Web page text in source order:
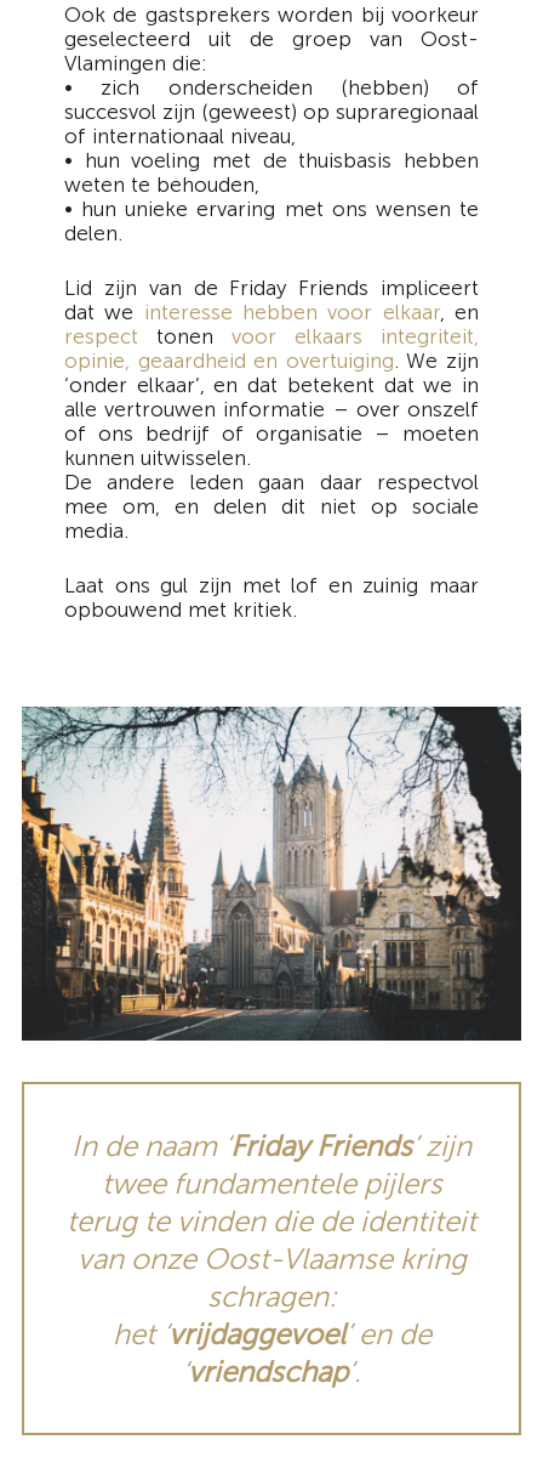
Ook de gastsprekers worden bij voorkeur
geselecteerd uit de groep van Oost-
Vlamingen die:
• zich onderscheiden (hebben) of
succesvol zijn (geweest) op supraregionaal
of internationaal niveau,
• hun voeling met de thuisbasis hebben
weten te behouden,
• hun unieke ervaring met ons wensen te
delen.
Lid zijn van de Friday Friends impliceert
dat we interesse hebben voor elkaar, en
respect tonen voor elkaars integriteit,
opinie, geaardheid en overtuiging . We zijn
‘onder elkaar’, en dat betekent dat we in
alle vertrouwen informatie – over onszelf
of ons bedrijf of organisatie – moeten
kunnen uitwisselen.
De andere leden gaan daar respectvol
mee om, en delen dit niet op sociale
media.
Laat ons gul zijn met lof en zuinig maar
opbouwend met kritiek.
In de naam ‘ Friday Friends’ zijn
twee fundamentele pijlers
terug te vinden die de identiteit
van onze Oost-Vlaamse kring
schragen:
het ‘ vrijdaggevoel’ en de
vriendschap’.